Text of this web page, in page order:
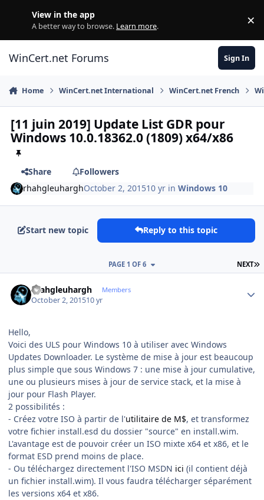
View in the app
A better way to browse. Learn more. ×
WinCert.net Forums Sign In
Home WinCert.net International WinCert.net French
[11 juin 2019] Update List GDR pour
Windows 10.0.18362.0 (1809) x64/x86
Share
Followers
rhahgleuharghOctober 2, 201510 yr inWindows 10
Start new topic Reply to this topic
NEXT
PAGE 1 OF 6
rhahgleuhargh Members
October 2, 201510 yr
Hello,
Voici des ULS pour Windows 10 à utiliser avec Windows
Updates Downloader. Le système de mise à jour est beaucoup
plus simple que sous Windows 7 : une mise à jour cumulative,
une ou plusieurs mises à jour de service stack, et la mise à
jour pour Flash Player.
2 possibilités :
- Créez votre ISO à partir de l'utilitaire de M$, et transformez
votre fichier install.esd du dossier "source" en install.wim.
L'avantage est de pouvoir créer un ISO mixte x64 et x86, et le
format ESD prend moins de place.
- Ou téléchargez directement l'ISO MSDN ici (il contient déjà
un fichier install.wim). Il vous faudra télécharger séparément
les versions x64 et x86.